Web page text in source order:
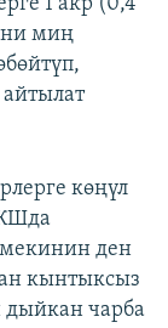
миң
көңүл
ден
кынтыксыз
дыйкан чарба